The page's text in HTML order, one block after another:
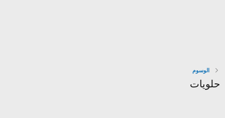
الوسوم
حلويات